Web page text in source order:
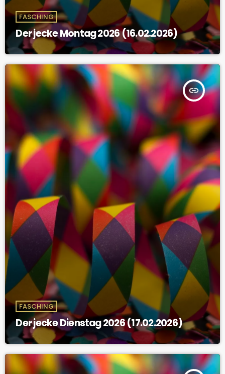
FASCHING
Der jecke Montag 2026 (16.02.2026)
insert_link
FASCHING
Der jecke Dienstag 2026 (17.02.2026)